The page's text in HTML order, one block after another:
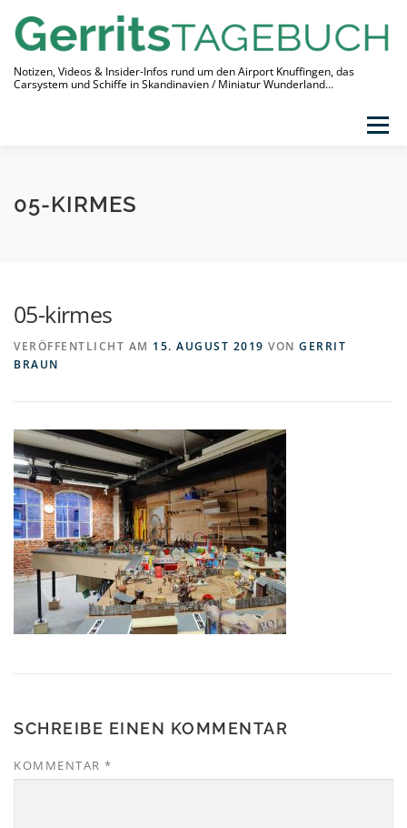
Inhalt
springen
Notizen, Videos & Insider-Infos rund um den Airport Knuffingen, das
Carsystem und Schiffe in Skandinavien / Miniatur Wunderland…
Menü
LINKS
05-KIRMES
05-kirmes
VERÖFFENTLICHT AM 15. AUGUST 2019 VON GERRIT
BRAUN
SCHREIBE EINEN KOMMENTAR
KOMMENTAR *